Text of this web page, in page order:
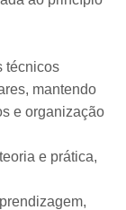
técnicos
mantendo
e organização
e prática,